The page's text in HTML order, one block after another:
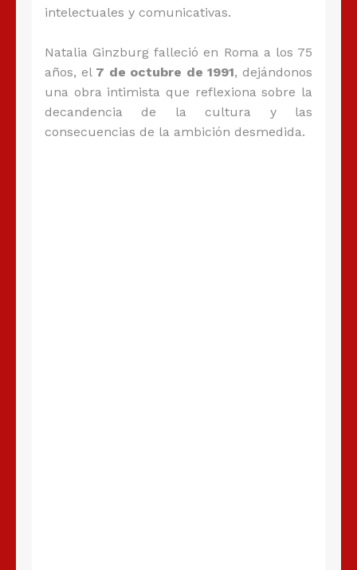
intelectuales y comunicativas.
Natalia Ginzburg falleció en Roma a los 75
años, el 7 de octubre de 1991, dejándonos
una obra intimista que reflexiona sobre la
decandencia de la cultura y las
consecuencias de la ambición desmedida.